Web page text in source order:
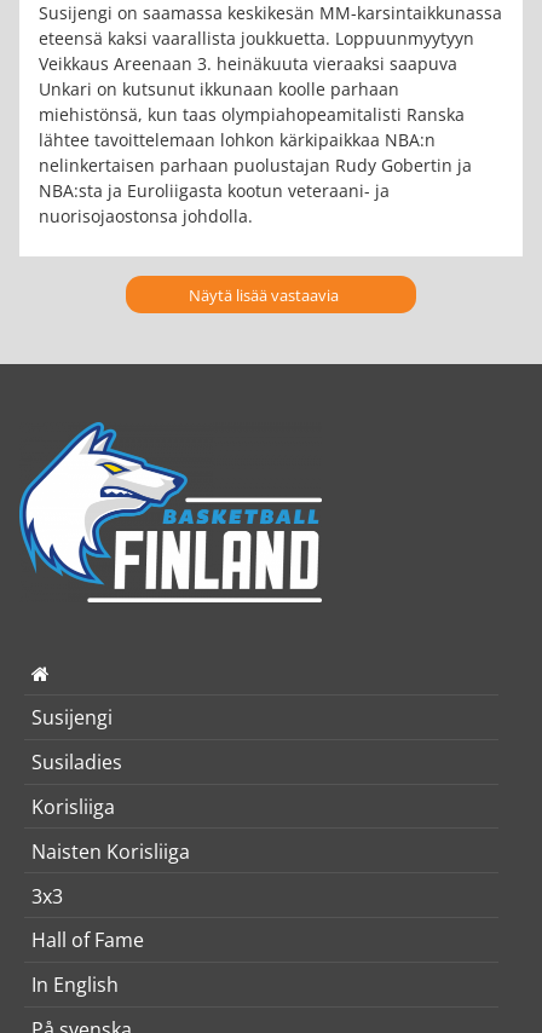
Susijengi on saamassa keskikesän MM-karsintaikkunassa
eteensä kaksi vaarallista joukkuetta. Loppuunmyytyyn
Veikkaus Areenaan 3. heinäkuuta vieraaksi saapuva
Unkari on kutsunut ikkunaan koolle parhaan
miehistönsä, kun taas olympiahopeamitalisti Ranska
lähtee tavoittelemaan lohkon kärkipaikkaa NBA:n
nelinkertaisen parhaan puolustajan Rudy Gobertin ja
NBA:sta ja Euroliigasta kootun veteraani- ja
nuorisojaostonsa johdolla.
Näytä lisää vastaavia
Susijengi
Susiladies
Korisliiga
Naisten Korisliiga
3x3
Hall of Fame
In English